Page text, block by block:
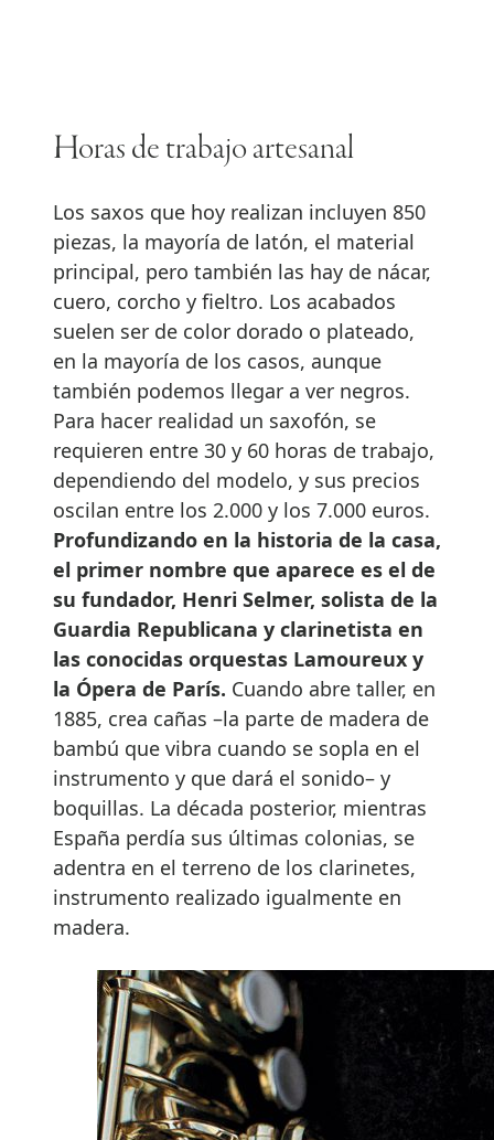
Horas de trabajo artesanal
Los saxos que hoy realizan incluyen 850
piezas, la mayoría de latón, el material
principal, pero también las hay de nácar,
cuero, corcho y fieltro. Los acabados
suelen ser de color dorado o plateado,
en la mayoría de los casos, aunque
también podemos llegar a ver negros.
Para hacer realidad un saxofón, se
requieren entre 30 y 60 horas de trabajo,
dependiendo del modelo, y sus precios
oscilan entre los 2.000 y los 7.000 euros.
Profundizando en la historia de la casa,
el primer nombre que aparece es el de
su fundador, Henri Selmer, solista de la
Guardia Republicana y clarinetista en
las conocidas orquestas Lamoureux y
la Ópera de París. Cuando abre taller, en
1885, crea cañas –la parte de madera de
bambú que vibra cuando se sopla en el
instrumento y que dará el sonido– y
boquillas. La década posterior, mientras
España perdía sus últimas colonias, se
adentra en el terreno de los clarinetes,
instrumento realizado igualmente en
madera.